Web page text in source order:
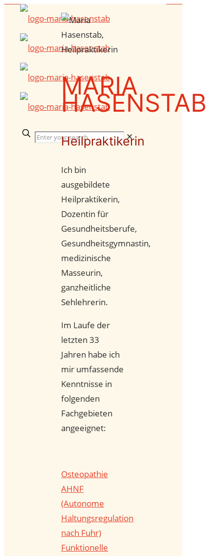
✕
MARIA
HASENSTAB
Heilpraktikerin
Ich bin
ausgebildete
Heilpraktikerin,
Dozentin für
Gesundheitsberufe,
Gesundheitsgymnastin,
medizinische
Masseurin,
ganzheitliche
Sehlehrerin.
Im Laufe der
letzten 33
Jahren habe ich
mir umfassende
Kenntnisse in
folgenden
Fachgebieten
angeeignet:
Osteopathie
AHNF
(Autonome
Haltungsregulation
nach Fuhr)
Funktionelle